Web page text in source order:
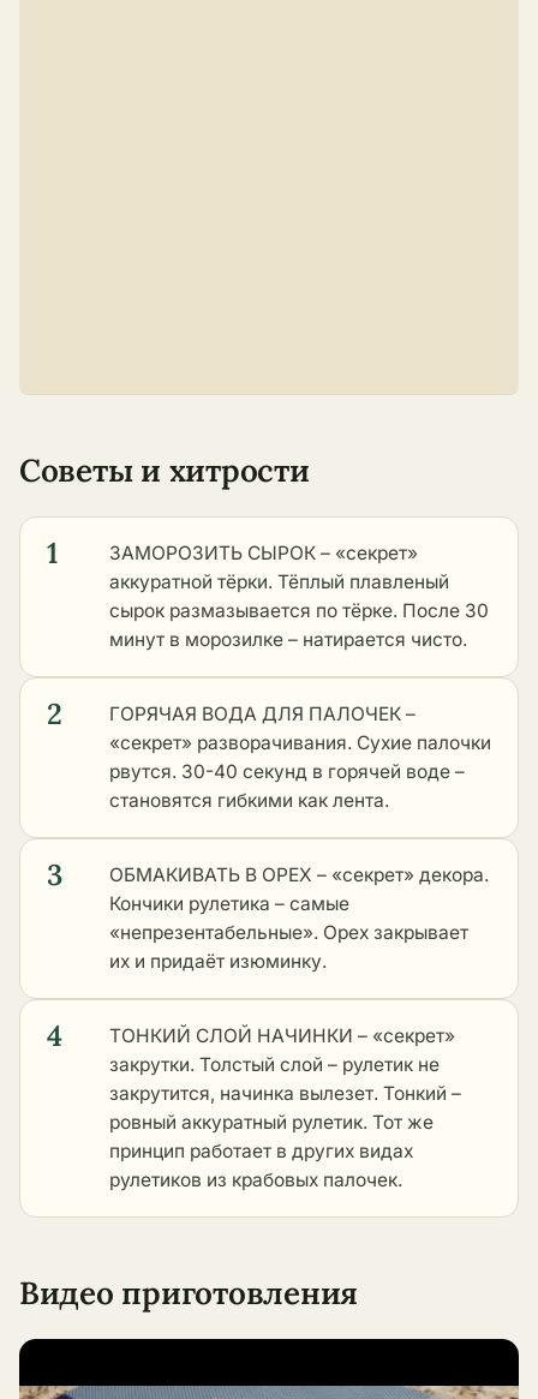
Советы и хитрости
1
ЗАМОРОЗИТЬ СЫРОК – «секрет»
аккуратной тёрки. Тёплый плавленый
сырок размазывается по тёрке. После 30
минут в морозилке – натирается чисто.
2
ГОРЯЧАЯ ВОДА ДЛЯ ПАЛОЧЕК –
«секрет» разворачивания. Сухие палочки
рвутся. 30-40 секунд в горячей воде –
становятся гибкими как лента.
3
ОБМАКИВАТЬ В ОРЕХ – «секрет» декора.
Кончики рулетика – самые
«непрезентабельные». Орех закрывает
их и придаёт изюминку.
4
ТОНКИЙ СЛОЙ НАЧИНКИ – «секрет»
закрутки. Толстый слой – рулетик не
закрутится, начинка вылезет. Тонкий –
ровный аккуратный рулетик. Тот же
принцип работает в других видах
рулетиков из крабовых палочек.
Видео приготовления